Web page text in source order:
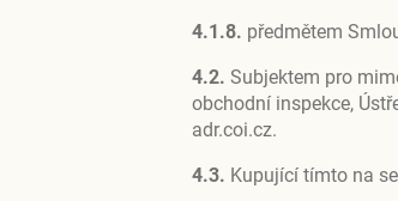
4.1.8. předmětem
4.2. Subjektem pro
obchodní inspekce,
adr.coi.cz.
4.3. Kupující tímto na